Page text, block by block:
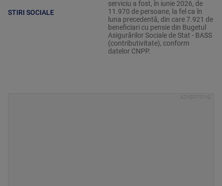
STIRI SOCIALE
serviciu a fost, în iunie 2026, de
11.970 de persoane, la fel ca în
luna precedentă, din care 7.921 de
beneficiari cu pensie din Bugetul
Asigurărilor Sociale de Stat - BASS
(contributivitate), conform
datelor CNPP.